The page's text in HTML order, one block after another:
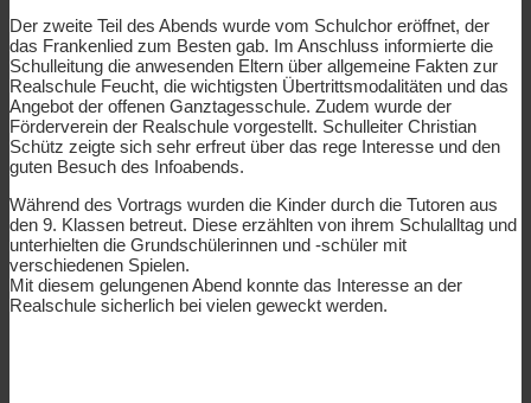
Der zweite Teil des Abends wurde vom Schulchor eröffnet, der
das Frankenlied zum Besten gab. Im Anschluss informierte die
Schulleitung die anwesenden Eltern über allgemeine Fakten zur
Realschule Feucht, die wichtigsten Übertrittsmodalitäten und das
Angebot der offenen Ganztagesschule. Zudem wurde der
Förderverein der Realschule vorgestellt. Schulleiter Christian
Schütz zeigte sich sehr erfreut über das rege Interesse und den
guten Besuch des Infoabends.
Während des Vortrags wurden die Kinder durch die Tutoren aus
den 9. Klassen betreut. Diese erzählten von ihrem Schulalltag und
unterhielten die Grundschülerinnen und -schüler mit
verschiedenen Spielen.
Mit diesem gelungenen Abend konnte das Interesse an der
Realschule sicherlich bei vielen geweckt werden.